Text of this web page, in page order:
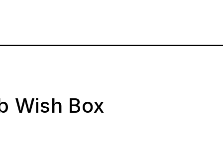
Wish Box